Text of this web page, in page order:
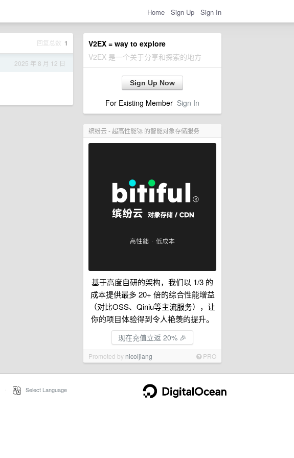
Home Sign Up Sign In
V2EX = way to explore
V2EX 是一个关于分享和探索的地方
Sign Up Now
For Existing Member Sign In
缤纷云 - 超高性能🚀 的智能对象存储服务
基于高度自研的架构，我们以 1/3 的
成本提供最多 20+ 倍的综合性能增益
（对比OSS、Qiniu等主流服务），让
你的项目体验得到令人艳羡的提升。
现在充值立返 20% 🎉
Promoted by nicoljiang PRO
回复总数 1
2025 年 8 月 12 日
Select Language